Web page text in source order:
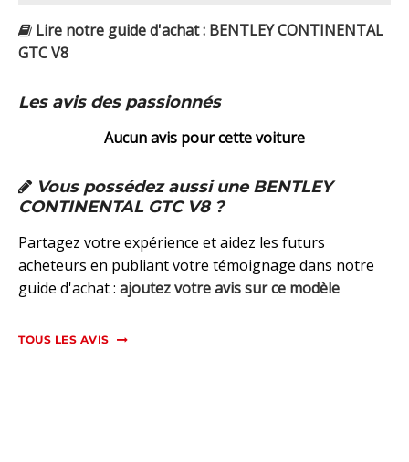
Lire notre guide d'achat : BENTLEY CONTINENTAL
GTC V8
Les avis des passionnés
Aucun avis pour cette voiture
Vous possédez aussi une BENTLEY
CONTINENTAL GTC V8 ?
Partagez votre expérience et aidez les futurs
acheteurs en publiant votre témoignage dans notre
guide d'achat : ajoutez votre avis sur ce modèle
TOUS LES AVIS